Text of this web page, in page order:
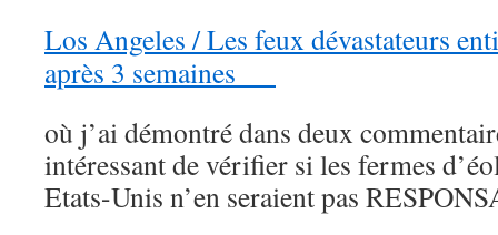
Los Angeles / Les feux dévastateurs
après 3 semaines
où j’ai démontré dans deux
intéressant de vérifier si les fermes
Etats-Unis n’en seraient pas